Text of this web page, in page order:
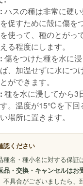
ハスの種は非常に硬
促すために殻に傷を
使って、種のとがっ
る程度にします。
傷をつけた種を水に
、加温せずに水につ
ができます。
種を水に浸してから3
。温度が15℃を下回
場所に置きます。
認ください
名・種小名に対する保証
・交換・キャンセルはお
不具合がございましたら、